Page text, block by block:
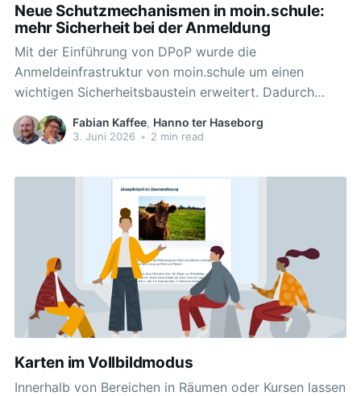
Neue Schutzmechanismen in moin.schule:
mehr Sicherheit bei der Anmeldung
Mit der Einführung von DPoP wurde die
Anmeldeinfrastruktur von moin.schule um einen
wichtigen Sicherheitsbaustein erweitert. Dadurch
werden Benutzerkonten besser geschützt und
moderne Sicherheitsstandards konsequent umgesetzt.
Fabian Kaffee, Hanno ter Haseborg
3. Juni 2026 • 2 min read
Karten im Vollbildmodus
Innerhalb von Bereichen in Räumen oder Kursen lassen